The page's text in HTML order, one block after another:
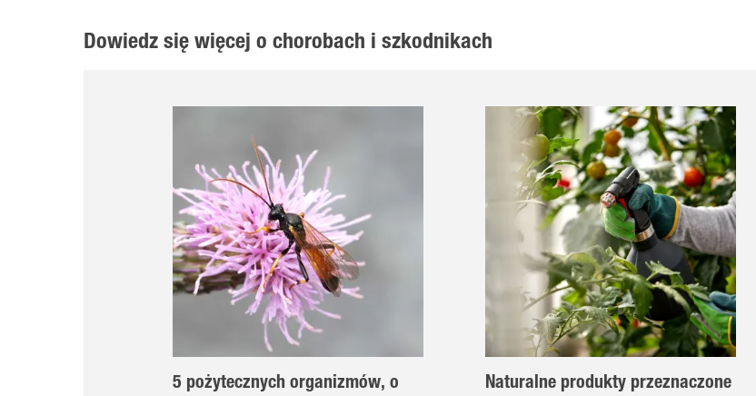
Dowiedz się więcej o chorobach i szkodnikach
5 pożytecznych organizmów, o
Naturalne produkty przeznaczone